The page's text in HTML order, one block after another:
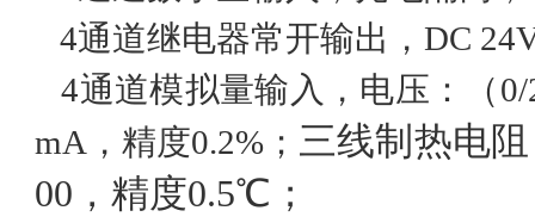
4通道继电器常开输出，DC
4通道模拟量输入，电压：（
mA，精度0.2%； 三线制热电
00 ，精度0.5℃；